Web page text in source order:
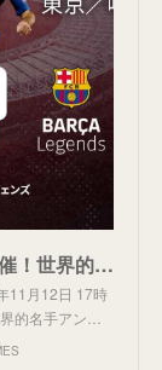
伝統の一戦”エル・クラシコ”日本初開催！世界的名手アンドレス・イニエスタの日本引退試合開催
11月12日 17時
的名手アン…